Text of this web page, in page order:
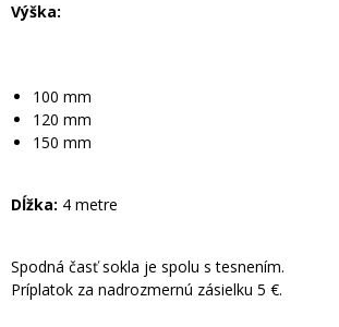
Výška:
100 mm
120 mm
150 mm
Dĺžka: 4 metre
Spodná časť sokla je spolu s tesnením.
Príplatok za nadrozmernú zásielku 5 €.